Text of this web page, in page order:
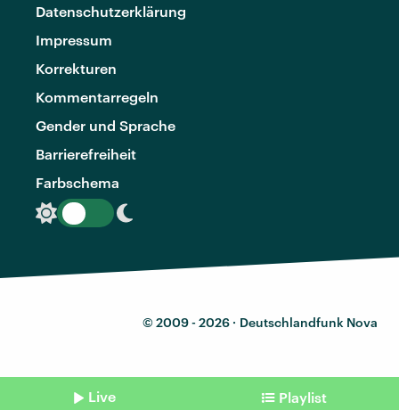
Datenschutzerklärung
Impressum
Korrekturen
Kommentarregeln
Gender und Sprache
Barrierefreiheit
Farbschema
© 2009 - 2026 · Deutschlandfunk Nova
Live Playlist